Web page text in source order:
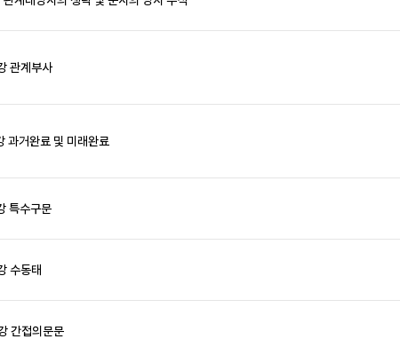
관계부사
과거완료 및 미래완료
특수구문
수동태
간접의문문